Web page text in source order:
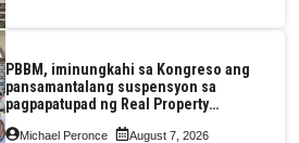
PBBM, iminungkahi sa Kongreso ang
pansamantalang suspensyon sa
pagpapatupad ng Real Property
Valuation and Assessment Reform Act
Michael Peronce August 7, 2026